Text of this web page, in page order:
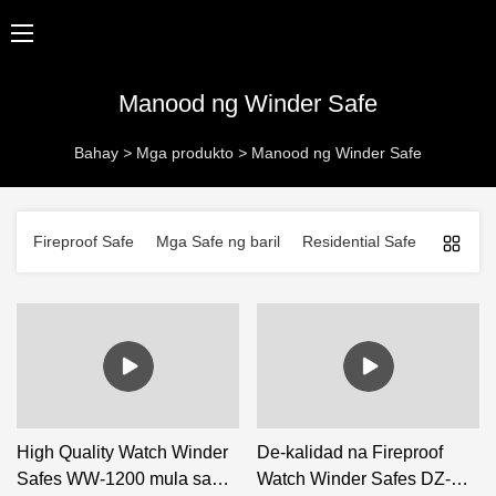
Manood ng Winder Safe
Bahay > Mga produkto > Manood ng Winder Safe
Fireproof Safe Mga Safe ng baril Residential Safe Mga
High Quality Watch Winder
Safes WW-1200 mula sa
De-kalidad na Fireproof
Watch Winder Safes DZ-